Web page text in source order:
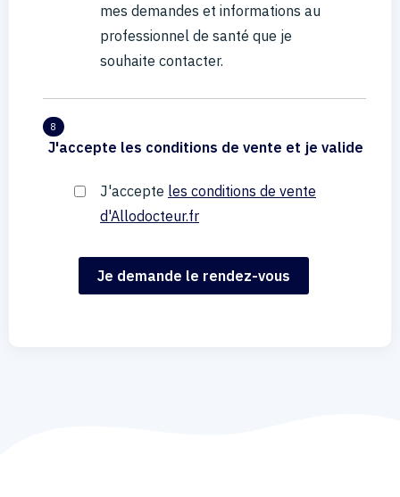
mes demandes et informations au
professionnel de santé que je
souhaite contacter.
8
J'accepte les conditions de vente et je valide
J'accepte les conditions de vente
d'Allodocteur.fr